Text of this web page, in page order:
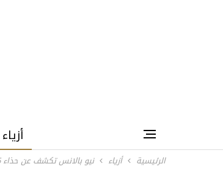
أزياء
الرئيسية أزياء نيو بالانس تكشف عن حذاء FuelCell Rebel v5 الرياضي